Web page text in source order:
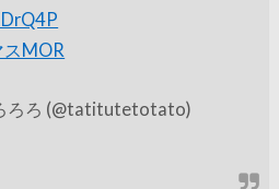
MOR
ろろ (@tatitutetotato)